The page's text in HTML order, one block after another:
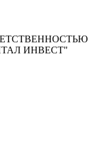
ИНВЕСТ"